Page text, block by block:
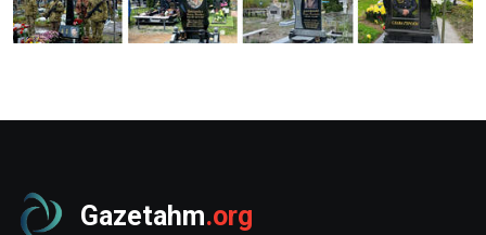
Gazetahm.org